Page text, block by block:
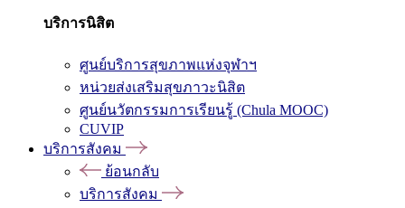
บริการนิสิต
ศูนย์บริการสุขภาพแห่งจุฬาฯ
หน่วยส่งเสริมสุขภาวะนิสิต
ศูนย์นวัตกรรมการเรียนรู้ (Chula MOOC)
CUVIP
บริการสังคม
ย้อนกลับ
บริการสังคม